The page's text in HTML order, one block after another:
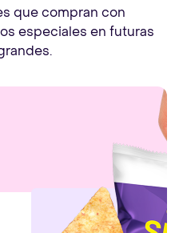
que compran con
especiales en futuras